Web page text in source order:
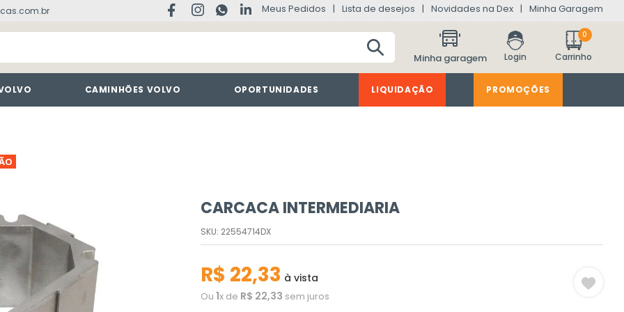
Meus Pedidos Lista de desejos Novidades na Dex Minha Garagem
Minha garagem
0
CAMINHÕES VOLVO OPORTUNIDADES LIQUIDAÇÃO PROMOÇÕES
CARCACA INTERMEDIARIA
SKU: 22554714DX
R$ 22,33 à vista
Ou 1x de R$ 22,33 sem juros